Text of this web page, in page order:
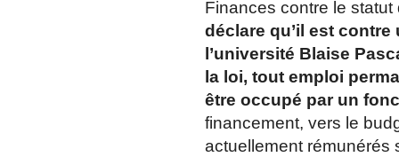
Finances contre le
déclare qu’il est
l’université Blaise
la loi, tout emploi
être occupé par un
financement, vers le
actuellement rémunérés